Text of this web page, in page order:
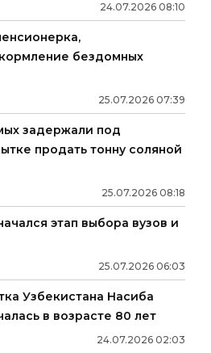
24.07.2026 08:10
бездомных
25.07.2026 07:39
задержали под
продать тонну соляной
25.07.2026 08:18
этап выбора вузов и
25.07.2026 06:03
Узбекистана Насиба
в возрасте 80 лет
24.07.2026 02:03